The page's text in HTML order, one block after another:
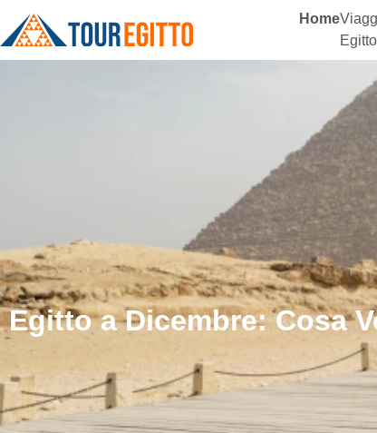
Home
Egitto
Egitto a Dicembre: Cosa